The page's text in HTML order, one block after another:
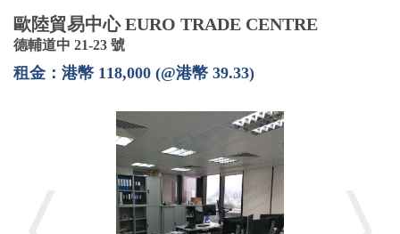
歐陸貿易中心 EURO TRADE CENTRE
德輔道中 21-23 號
租金：港幣 118,000 (@港幣 39.33)